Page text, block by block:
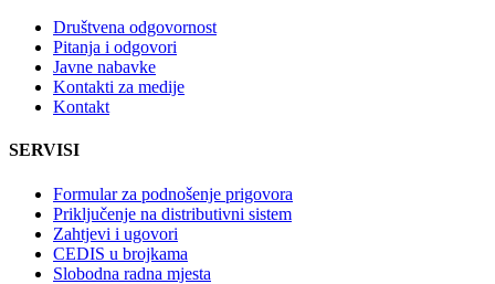
Društvena odgovornost
Pitanja i odgovori
Javne nabavke
Kontakti za medije
Kontakt
SERVISI
Formular za podnošenje prigovora
Priključenje na distributivni sistem
Zahtjevi i ugovori
CEDIS u brojkama
Slobodna radna mjesta